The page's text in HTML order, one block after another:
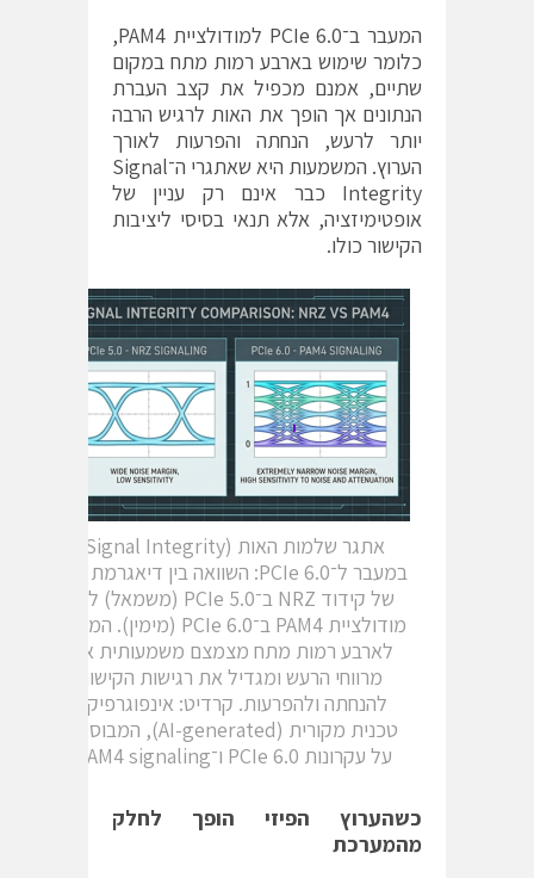
המעבר ב־PCIe 6.0 למודולציית PAM4,
כלומר שימוש בארבע רמות מתח במקום
שתיים, אמנם מכפיל את קצב העברת
הנתונים אך הופך את האות לרגיש הרבה
יותר לרעש, הנחתה והפרעות לאורך
הערוץ. המשמעות היא שאתגרי ה־Signal
Integrity כבר אינם רק עניין של
אופטימיזציה, אלא תנאי בסיסי ליציבות
הקישור כולו.
במעבר ל־PCIe 6.0: השוואה בין דיאגרמת העין
של קידוד NRZ ב־PCIe 5.0 (משמאל) לבין
מודולציית PAM4 ב־PCIe 6.0 (מימין). המעבר
לארבע רמות מתח מצמצם משמעותית את
מרווחי הרעש ומגדיל את רגישות הקישור
להנחתה ולהפרעות. קרדיט: אינפוגרפיקה
טכנית מקורית (AI-generated), המבוססת
על עקרונות PCIe 6.0 ו־PAM4 signaling.
כשהערוץ הפיזי הופך לחלק
מהמערכת